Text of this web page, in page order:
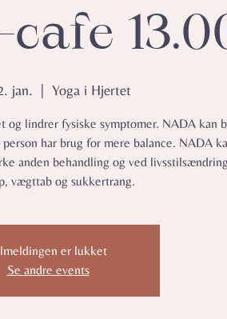
jan. Yoga i Hjertet
og lindrer fysiske symptomer.​ NADA kan
har brug for mere balance. NADA
anden behandling og ved
vægttab og sukkertrang.
er lukket
Se andre events